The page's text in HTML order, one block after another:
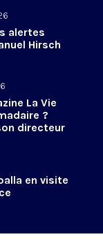
alertes
Hirsch
La Vie
?
directeur
en visite